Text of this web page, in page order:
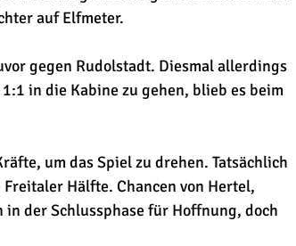
auf Elfmeter.
gegen Rudolstadt. Diesmal allerdings
in die Kabine zu gehen, blieb es beim
um das Spiel zu drehen. Tatsächlich
Hälfte. Chancen von Hertel,
der Schlussphase für Hoffnung, doch